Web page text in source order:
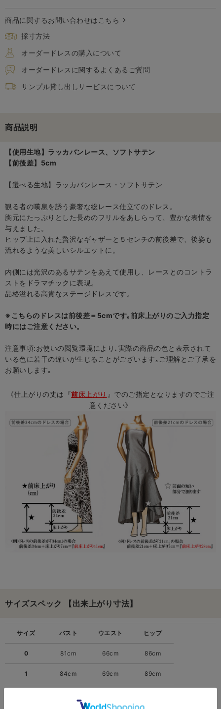
商品に関するお問い合わせはこちら
採寸方法
オーダードレスの購入について
オーダードレスに関するよくあるご質問
サンプル貸し出しサービスについて
商品説明
【使用生地】ラッカバンレース、ソフトサテン
【前後差】5cm
【選べる生地】ラッカバンレース・ソフトサテン
観る者の嘆息を誘う豪奢な総レース仕立てのドレス。
胸元にたっぷりとした長めのフリルをあしらって、豊かな表情を
与えました。
ヒップ上に入れた贅沢なギャザーと５センチの前後差で、後姿も
流れるような美しいシルエットに。
内側には光沢のあるサテンをあえて使用し、レースとのコントラ
ストをドラマチックに表現。
品格溢れる高貴なステージドレスです。
※こちらのドレスは前後差＝5cmです｡前床上がりのご入力指定
時にはご注意ください。
注意事項:お使いの閲覧環境により､実際の商品の色と表示されて
いる色に若干の違いが生じることがございます｡ご理解とご了承を
お願いします｡
《仕上がりの丈は『前床上がり 』でのご指定となりますのでご注
意ください》
サイズスペック 【出来上がり寸法】
サイズ
0
1
バスト
81cm
84cm
ウエスト
66cm
69cm
ヒップ
86cm
89cm